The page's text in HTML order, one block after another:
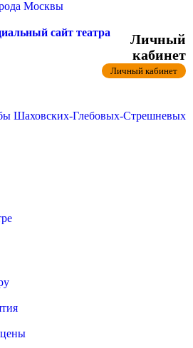
Москвы
сайт театра
Шаховских-Глебовых-Стрешневых
Личный
кабинет
Личный кабинет